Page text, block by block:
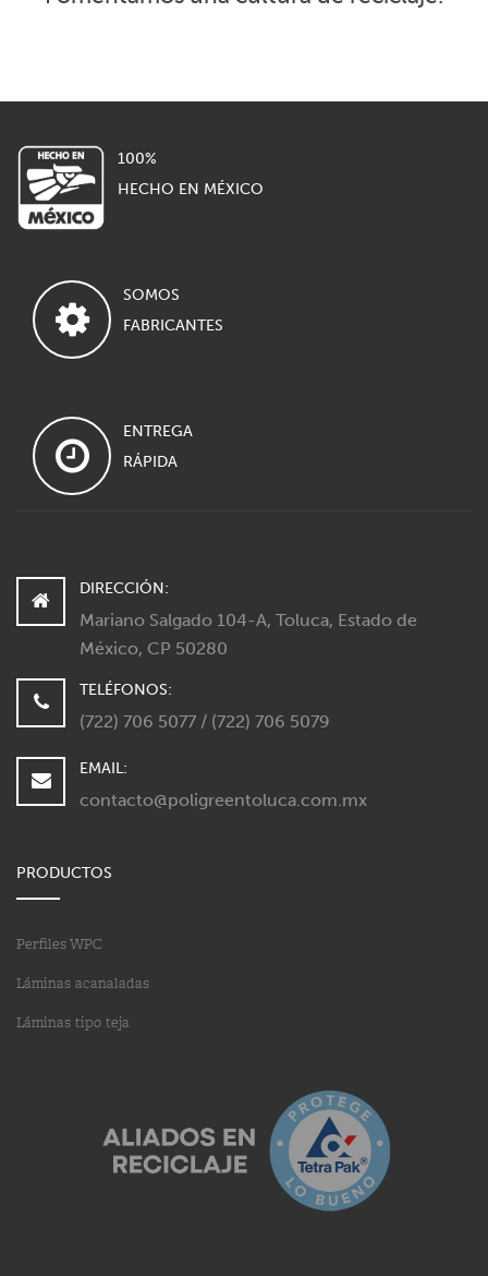
100%
HECHO EN MÉXICO
SOMOS
FABRICANTES
ENTREGA
RÁPIDA
DIRECCIÓN:
Mariano Salgado 104-A, Toluca, Estado de
México, CP 50280
TELÉFONOS:
(722) 706 5077 / (722) 706 5079
EMAIL:
contacto@poligreentoluca.com.mx
PRODUCTOS
Perfiles WPC
Láminas acanaladas
Láminas tipo teja